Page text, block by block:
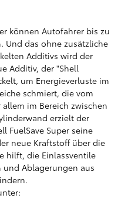
können Autofahrer bis zu
Und das ohne zusätzliche
Additivs wird der
Additiv, der "Shell
um Energieverluste im
schmiert, die vom
im Bereich zwischen
erzielt der
FuelSave Super seine
neue Kraftstoff über die
hilft, die Einlassventile
und Ablagerungen aus